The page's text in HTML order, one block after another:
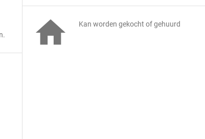
 Kan worden gekocht of gehuurd